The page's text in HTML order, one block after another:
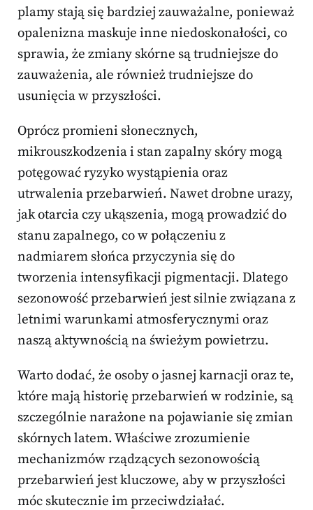
plamy stają się bardziej zauważalne, ponieważ
opalenizna maskuje inne niedoskonałości, co
sprawia, że zmiany skórne są trudniejsze do
zauważenia, ale również trudniejsze do
usunięcia w przyszłości.
Oprócz promieni słonecznych,
mikrouszkodzenia i stan zapalny skóry mogą
potęgować ryzyko wystąpienia oraz
utrwalenia przebarwień. Nawet drobne urazy,
jak otarcia czy ukąszenia, mogą prowadzić do
stanu zapalnego, co w połączeniu z
nadmiarem słońca przyczynia się do
tworzenia intensyfikacji pigmentacji. Dlatego
sezonowość przebarwień jest silnie związana z
letnimi warunkami atmosferycznymi oraz
naszą aktywnością na świeżym powietrzu.
Warto dodać, że osoby o jasnej karnacji oraz te,
które mają historię przebarwień w rodzinie, są
szczególnie narażone na pojawianie się zmian
skórnych latem. Właściwe zrozumienie
mechanizmów rządzących sezonowością
przebarwień jest kluczowe, aby w przyszłości
móc skutecznie im przeciwdziałać.